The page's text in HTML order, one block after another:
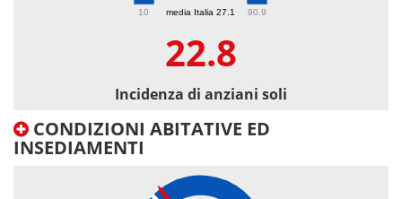
media Italia 27.1
10 90.9
22.8
Incidenza di anziani soli
CONDIZIONI ABITATIVE ED
INSEDIAMENTI